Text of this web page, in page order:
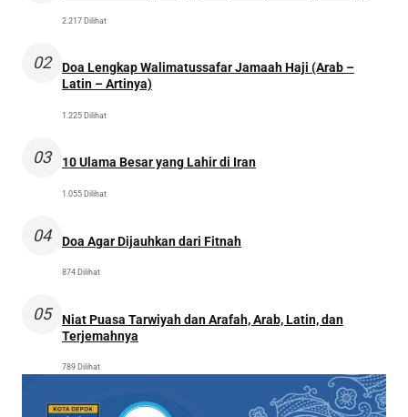
2.217 Dilihat
02
Doa Lengkap Walimatussafar Jamaah Haji (Arab –
Latin – Artinya)
1.225 Dilihat
03 10 Ulama Besar yang Lahir di Iran
1.055 Dilihat
04 Doa Agar Dijauhkan dari Fitnah
874 Dilihat
05
Niat Puasa Tarwiyah dan Arafah, Arab, Latin, dan
Terjemahnya
789 Dilihat